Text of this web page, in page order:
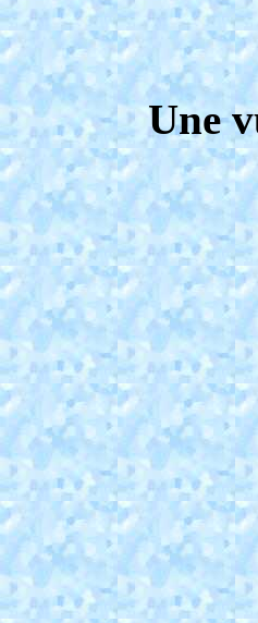
Une